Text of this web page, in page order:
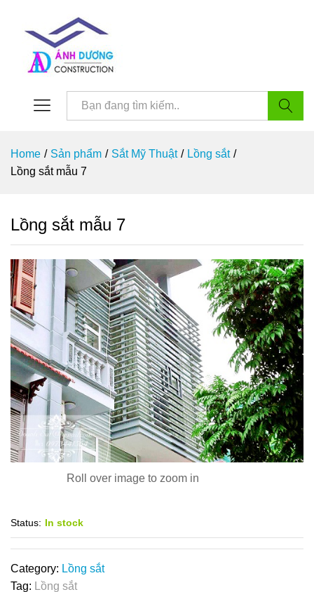
Home / Sản phẩm / Sắt Mỹ Thuật / Lồng sắt /
Lồng sắt mẫu 7
Lồng sắt mẫu 7
Roll over image to zoom in
Status: In stock
Category: Lồng sắt
Tag:
Lồng sắt